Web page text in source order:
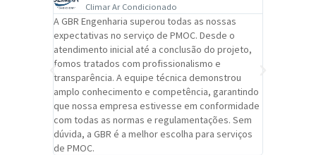
Climar Ar Condicionado
A GBR Engenharia superou todas as nossas
expectativas no serviço de PMOC. Desde o
atendimento inicial até a conclusão do projeto,
fomos tratados com profissionalismo e
transparência. A equipe técnica demonstrou
amplo conhecimento e competência, garantindo
que nossa empresa estivesse em conformidade
com todas as normas e regulamentações. Sem
dúvida, a GBR é a melhor escolha para serviços
de PMOC.